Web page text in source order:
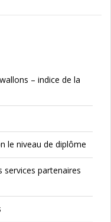
– indice de la
le niveau de diplôme
services partenaires